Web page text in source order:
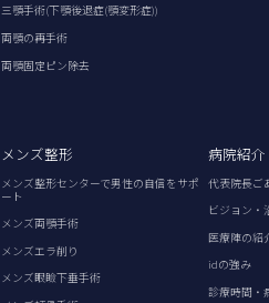
三顎手術(下顎後退症(顎変形症))
両顎の再手術
両顎固定ピン除去
メンズ整形
メンズ整形センターで男性の自信をサポ
ート
メンズ両顎手術
メンズエラ削り
メンズ眼瞼下垂手術
病院紹介
代表院長ご
ビジョン・
医療陣の紹
idの強み
診療時間・